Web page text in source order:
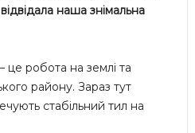
наша знімальна
це робота на землі та
району. Зараз тут
стабільний тил на